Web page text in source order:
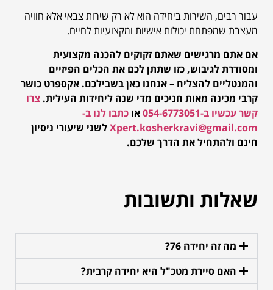
עבור רבים, השירות ביחידה הוא לא רק שירות צבאי אלא חוויה
מעצבת שמפתחת יכולות אישיות ומקצועיות לחיים.
אם אתם מרגישים שאתם זקוקים להכנה מקצועית
ומסודרת לגיבוש, כזו שתתן לכם את הכלים הפיזיים
והמנטליים להצליח – אנחנו כאן בשבילכם. אקספרט כושר
קרבי מכינה מאות חניכים מדי שנה ליחידות העילית. צרו
קשר עכשיו ב-054-6773051
או כתבו לנו ב-
Xpert.kosherkravi@gmail.comלשני שיעורי ניסיון
חינם ולהתחיל את הדרך שלכם.
שאלות ותשובות
מה זה יחידה 76?
האם סיירת מטכ"ל היא יחידה קרבית?